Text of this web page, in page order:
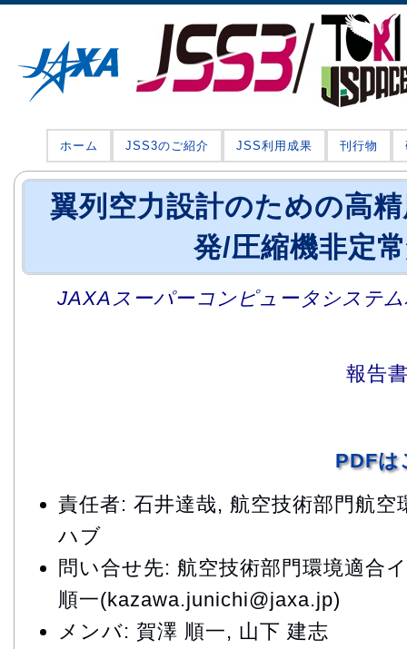
ホーム JSS3のご紹介 JSS利用成果 刊行物
翼列空力設計のための高
発/圧縮機非定
JAXAスーパーコンピュータシステ
報告
PDFは
責任者: 石井達哉, 航空技術部門航
ハブ
問い合せ先: 航空技術部門環境適合
順一(kazawa.junichi@jaxa.jp)
メンバ: 賀澤 順一, 山下 建志